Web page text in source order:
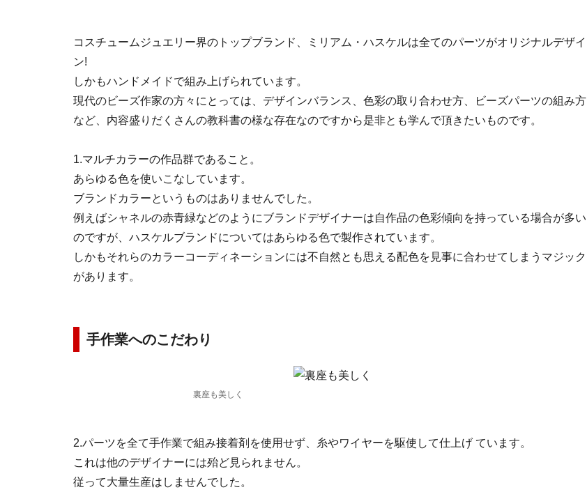
コスチュームジュエリー界のトップブランド、ミリアム・ハスケルは全てのパーツがオリジナルデザイ
ン!
しかもハンドメイドで組み上げられています。
現代のビーズ作家の方々にとっては、デザインバランス、色彩の取り合わせ方、ビーズパーツの組み方
など、内容盛りだくさんの教科書の様な存在なのですから是非とも学んで頂きたいものです。
1.マルチカラーの作品群であること。
あらゆる色を使いこなしています。
ブランドカラーというものはありませんでした。
例えばシャネルの赤青緑などのようにブランドデザイナーは自作品の色彩傾向を持っている場合が多い
のですが、ハスケルブランドについてはあらゆる色で製作されています。
しかもそれらのカラーコーディネーションには不自然とも思える配色を見事に合わせてしまうマジック
があります。
手作業へのこだわり
裏座も美しく
2.パーツを全て手作業で組み接着剤を使用せず、糸やワイヤーを駆使して仕上げ ています。
これは他のデザイナーには殆ど見られません。
従って大量生産はしませんでした。